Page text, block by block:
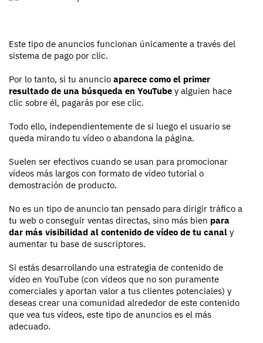
Este tipo de anuncios funcionan únicamente a través del
sistema de pago por clic.
Por lo tanto, si tu anuncio aparece como el primer
resultado de una búsqueda en YouTube y alguien hace
clic sobre él, pagarás por ese clic.
Todo ello, independientemente de si luego el usuario se
queda mirando tu vídeo o abandona la página.
Suelen ser efectivos cuando se usan para promocionar
vídeos más largos con formato de vídeo tutorial o
demostración de producto.
No es un tipo de anuncio tan pensado para dirigir tráfico a
tu web o conseguir ventas directas, sino más bien para
dar más visibilidad al contenido de vídeo de tu canal y
aumentar tu base de suscriptores.
Si estás desarrollando una estrategia de contenido de
vídeo en YouTube (con vídeos que no son puramente
comerciales y aportan valor a tus clientes potenciales) y
deseas crear una comunidad alrededor de este contenido
que vea tus vídeos, este tipo de anuncios es el más
adecuado.